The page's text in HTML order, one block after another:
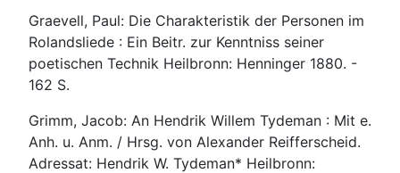
Graevell, Paul: Die Charakteristik der Personen im
Rolandsliede : Ein Beitr. zur Kenntniss seiner
poetischen Technik Heilbronn: Henninger 1880. -
162 S.
Grimm, Jacob: An Hendrik Willem Tydeman : Mit e.
Anh. u. Anm. / Hrsg. von Alexander Reifferscheid.
Adressat: Hendrik W. Tydeman* Heilbronn: